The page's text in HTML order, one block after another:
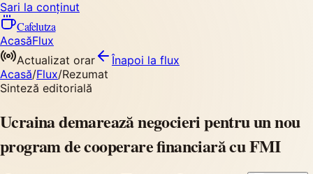
Sari la conținut
Cafelutza
AcasăFlux
Actualizat orar
Înapoi la flux
Acasă/Flux/Rezumat
Sinteză editorială
Ucraina demarează negocieri pentru un nou
program de cooperare financiară cu FMI